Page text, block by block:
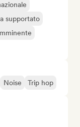
supportato
Noise Trip hop